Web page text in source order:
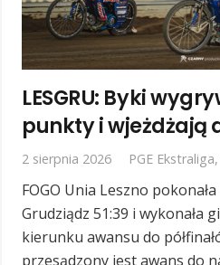
LESGRU: Byki
punkty i
2 sierpnia 2026 PGE Ekstraliga,
FOGO Unia Leszno pokonała
Grudziądz 51:39 i wykonała
kierunku awansu do
przesądzony jest awans do